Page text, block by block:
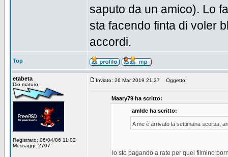
saputo da un amico). Lo
sta facendo finta di voler
accordi.
Top
etabeta
Dio maturo
Registrato: 06/04/06 11:02
Messaggi: 2707
Inviato: 26 Mar 2019 21:37 Oggetto:
Maary79 ha scritto:
amldc ha scritto:
A me è arrivato la settimana scorsa,
Io sto pagando a rate per quel filmino